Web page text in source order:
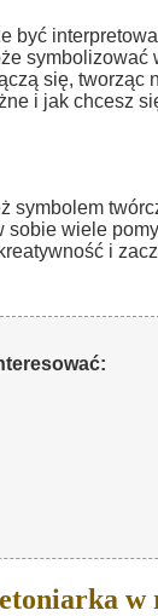
być
się, tworząc
i jak chcesz
symbolem
sobie wiele
i
w